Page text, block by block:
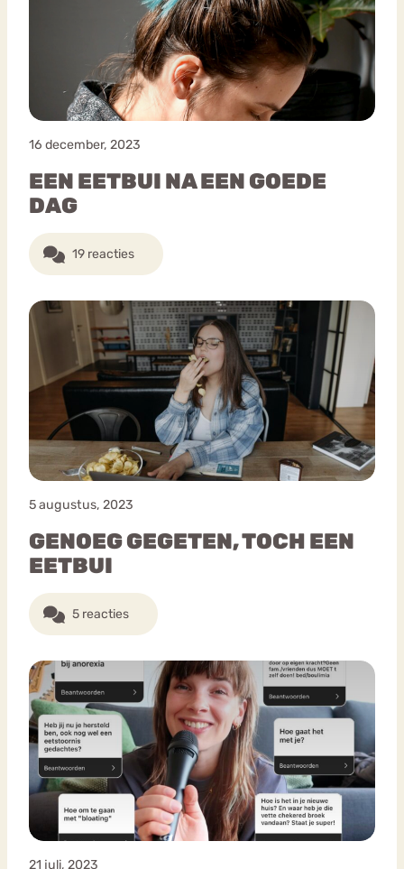
16 december, 2023
EEN EETBUI NA EEN GOEDE
DAG
19 reacties
5 augustus, 2023
GENOEG GEGETEN, TOCH EEN
EETBUI
5 reacties
21 juli, 2023